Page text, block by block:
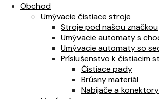
Obchod
Umývacie čistiace stroje
Stroje pod našou značkou
Umývacie automaty s
Umývacie automaty so
Príslušenstvo k čistiacim
Čistiace pady
Brúsny materiál
Nabíjače a konektory